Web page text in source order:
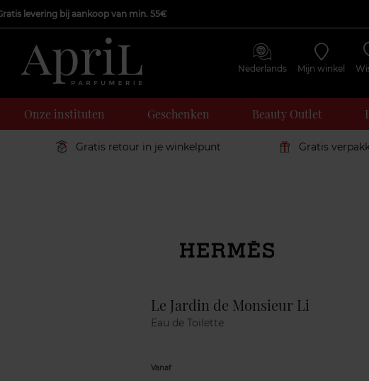
levering bij aankoop van min. 55€
Nederlands Mijn winkel
Onze instituten Geschenken Beauty Outlet
Gratis retour in je winkelpunt Gratis
Le Jardin de Monsieur Li
Eau de Toilette
Vanaf